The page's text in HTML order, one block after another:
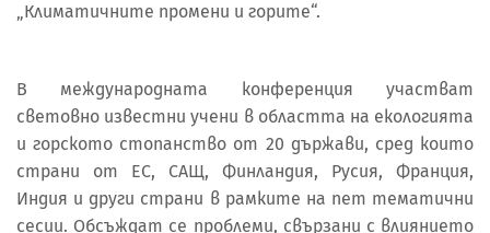
„Климатичните промени и горите“.
В международната конференция участват
световно известни учени в областта на екологията
и горското стопанство от 20 държави, сред които
страни от ЕС, САЩ, Финландия, Русия, Франция,
Индия и други страни в рамките на пет тематични
сесии. Обсъждат се проблеми, свързани с влиянието